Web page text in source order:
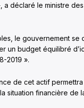
a déclaré le ministre des
le gouvernement se
un budget équilibré
2019 ».
de cet actif permettra
situation financière de